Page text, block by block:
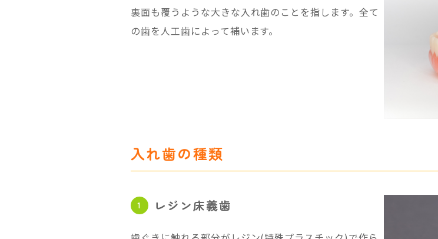
裏面も覆うような大きな入れ歯のことを指します。全て
の歯を人工歯によって補います。
入れ歯の種類
レジン床義歯